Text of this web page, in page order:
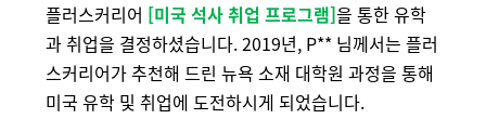
플러스커리어 [미국 석사 취업 프로그램]을 통한 유학
과 취업을 결정하셨습니다. 2019년, P** 님께서는 플러
스커리어가 추천해 드린 뉴욕 소재 대학원 과정을 통해
미국 유학 및 취업에 도전하시게 되었습니다.